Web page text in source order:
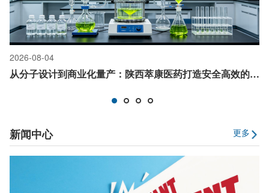
2026-08-04
从分子设计到商业化量产：陕西萃康医药打造安全高效的CRAMS定制合成平台 标题设计思路
新闻中心 更多